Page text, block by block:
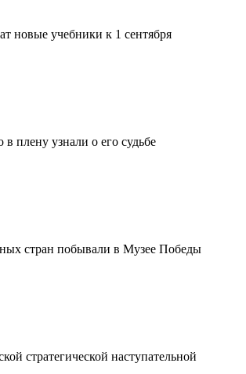
новые учебники к 1 сентября
плену узнали о его судьбе
стран побывали в Музее Победы
стратегической наступательной